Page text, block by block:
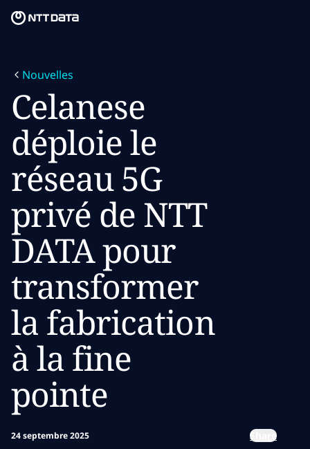
Ce que nous pensons
Qui nous sommes
Salle de presse
Carrières
Nouvelles
Celanese
déploie le
réseau 5G
privé de NTT
DATA pour
transformer
la fabrication
à la fine
pointe
24 septembre 2025 Share